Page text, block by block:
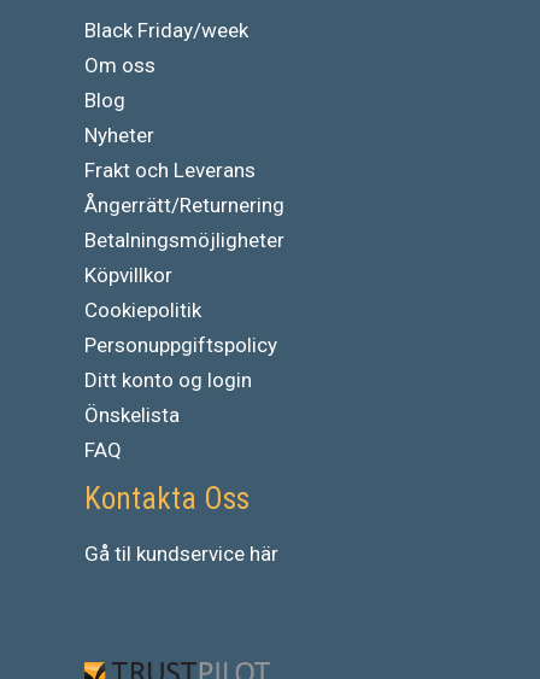
Black Friday/week
Om oss
Blog
Nyheter
Frakt och Leverans
Ångerrätt/Returnering
Betalningsmöjligheter
Köpvillkor
Cookiepolitik
Personuppgiftspolicy
Ditt konto og login
Önskelista
FAQ
Kontakta Oss
Gå til kundservice här